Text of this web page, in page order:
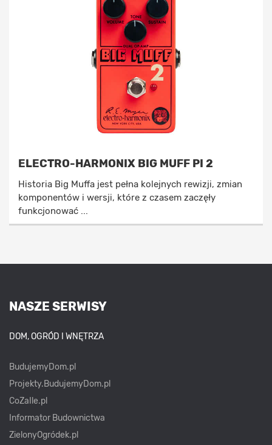
ELECTRO-HARMONIX BIG MUFF PI 2
Historia Big Muffa jest pełna kolejnych rewizji, zmian
komponentów i wersji, które z czasem zaczęły
funkcjonować ...
NASZE SERWISY
DOM, OGRÓD I WNĘTRZA
BudujemyDom.pl
Projekty.BudujemyDom.pl
CoZaIle.pl
Informator Budownictwa
ZielonyOgródek.pl